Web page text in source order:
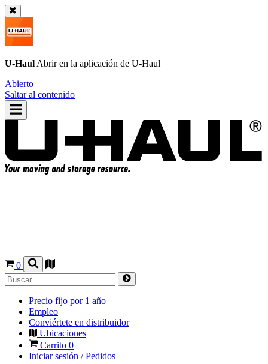
U-Haul Abrir en la aplicación de U-Haul
Abierto
Saltar al contenido
0
Precio fijo por 1 año
Empleo
Conviértete en distribuidor
Ubicaciones
Carrito 0
Iniciar sesión / Pedidos